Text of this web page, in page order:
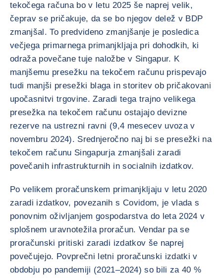
tekočega računa bo v letu 2025 še naprej velik,
čeprav se pričakuje, da se bo njegov delež v BDP
zmanjšal. To predvideno zmanjšanje je posledica
večjega primarnega primanjkljaja pri dohodkih, ki
odraža povečane tuje naložbe v Singapur. K
manjšemu presežku na tekočem računu prispevajo
tudi manjši presežki blaga in storitev ob pričakovani
upočasnitvi trgovine. Zaradi tega trajno velikega
presežka na tekočem računu ostajajo devizne
rezerve na ustrezni ravni (9,4 mesecev uvoza v
novembru 2024). Srednjeročno naj bi se presežki na
tekočem računu Singapurja zmanjšali zaradi
povečanih infrastrukturnih in socialnih izdatkov.
Po velikem proračunskem primanjkljaju v letu 2020
zaradi izdatkov, povezanih s Covidom, je vlada s
ponovnim oživljanjem gospodarstva do leta 2024 v
splošnem uravnotežila proračun. Vendar pa se
proračunski pritiski zaradi izdatkov še naprej
povečujejo. Povprečni letni proračunski izdatki v
obdobju po pandemiji (2021–2024) so bili za 40 %